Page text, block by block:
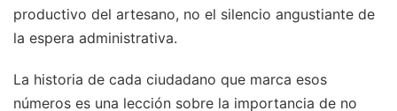
productivo del artesano, no el silencio angustiante de
la espera administrativa.
La historia de cada ciudadano que marca esos
números es una lección sobre la importancia de no